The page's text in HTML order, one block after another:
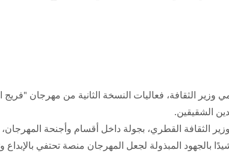
بن خالد القاسمي وزير الثقافة، فعاليات النسخة الثانية من
الشقيقين.
الثقافة القطري، بجولة داخل أقسام وأجنحة المهرجان،
بالجهود المبذولة لجعل المهرجان منصة تحتفي